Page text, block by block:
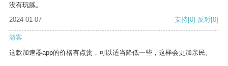
没有玩腻。
2024-01-07
支持[0] 反对[0]
游客
这款加速器app的价格有点贵，可以适当降低一些，这样会更加亲民。